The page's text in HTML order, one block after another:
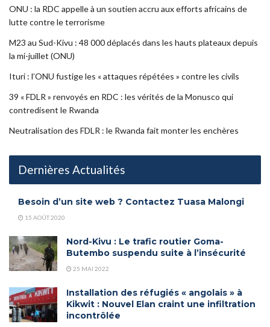
ONU : la RDC appelle à un soutien accru aux efforts africains de
lutte contre le terrorisme
M23 au Sud-Kivu : 48 000 déplacés dans les hauts plateaux depuis
la mi-juillet (ONU)
Ituri : l’ONU fustige les « attaques répétées » contre les civils
39 « FDLR » renvoyés en RDC : les vérités de la Monusco qui
contredisent le Rwanda
Neutralisation des FDLR : le Rwanda fait monter les enchères
Dernières Actualités
Besoin d’un site web ? Contactez Tuasa Malongi
15 AOÛT 2020
Nord-Kivu : Le trafic routier Goma-
Butembo suspendu suite à l’insécurité
25 MAI 2022
Installation des réfugiés « angolais » à
Kikwit : Nouvel Elan craint une infiltration
incontrôlée